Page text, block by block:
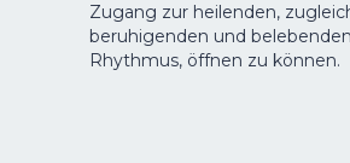
Zugang zur heilenden,
beruhigenden und
Rhythmus, öffnen zu können.